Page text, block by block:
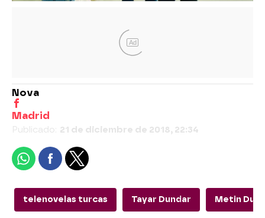
Ad
Nova
Madrid
Publicado: 21 de diciembre de 2018, 22:34
telenovelas turcas Tayar Dundar Metin